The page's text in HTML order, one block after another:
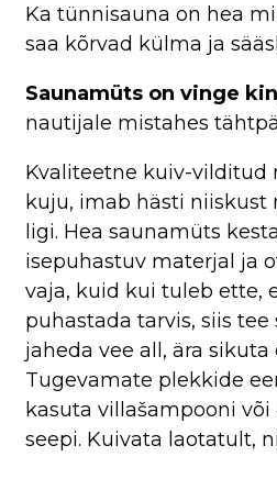
Ka tünnisauna on hea
saa kõrvad külma ja
Saunamüts on vinge
nautijale mistahes
Kvaliteetne kuiv-vilditud
kuju, imab hästi niiskust
ligi. Hea saunamüts
isepuhastuv materjal ja
vaja, kuid kui tuleb ette,
puhastada tarvis, siis tee
jaheda vee all, ära sikuta
Tugevamate plekkide
kasuta villašampooni
seepi. Kuivata laotatult,